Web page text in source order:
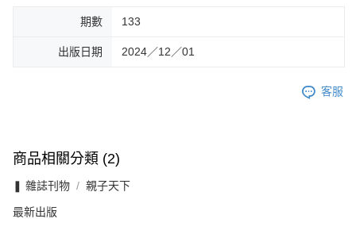
期數 133
出版日期 2024／12／01
客服
商品相關分類 (2)
❚ 雜誌刊物 親子天下
最新出版